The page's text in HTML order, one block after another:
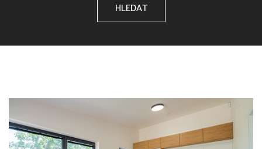
HLEDAT